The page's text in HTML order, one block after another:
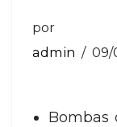
por
admin
09/
Bombas